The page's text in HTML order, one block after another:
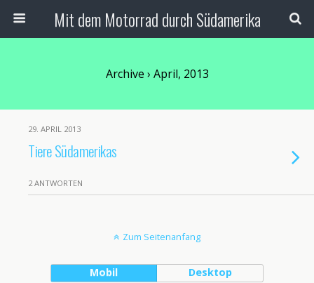
Mit dem Motorrad durch Südamerika
Archive › April, 2013
29. APRIL 2013
Tiere Südamerikas
2 ANTWORTEN
Zum Seitenanfang
Mobil Desktop